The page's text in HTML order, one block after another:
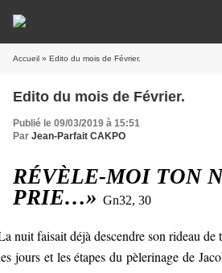
Accueil » Edito du mois de Février.
Edito du mois de Février.
Publié le 09/03/2019 à 15:51
Par Jean-Parfait CAKPO
RÉVÈLE-MOI TON
PRIE…» Gn32, 30
nuit faisait déjà descendre son rideau de
jours et les étapes du pèlerinage de